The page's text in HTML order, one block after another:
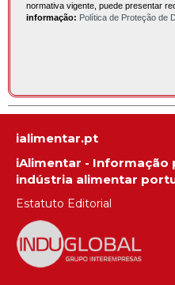
normativa vigente, puede presentar
informação: Política de Proteção de
ialimentar.pt
iAlimentar - Informação
indústria alimentar
Estatuto Editorial